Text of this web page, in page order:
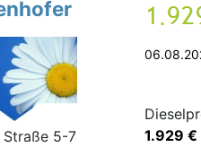
Straße 5-7
.
1.929 €